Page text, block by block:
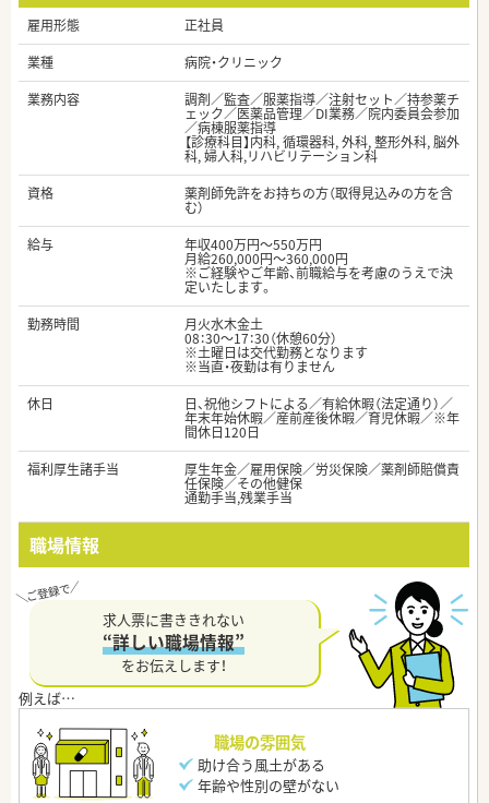
雇用形態
正社員
業種
病院・クリニック
業務内容
調剤／監査／服薬指導／注射セット／持参薬チ
ェック／医薬品管理／DI業務／院内委員会参加
／病棟服薬指導
【診療科目】内科, 循環器科, 外科, 整形外科, 脳外
科, 婦人科,リハビリテーション科
資格
薬剤師免許をお持ちの方（取得見込みの方を含
む）
給与
年収400万円～550万円
月給260,000円～360,000円
※ご経験やご年齢、前職給与を考慮のうえで決
定いたします。
勤務時間
月火水木金土
08：30～17：30（休憩60分）
※土曜日は交代勤務となります
※当直・夜勤は有りません
休日
日、祝他シフトによる／有給休暇（法定通り）／
年末年始休暇／産前産後休暇／育児休暇／※年
間休日120日
福利厚生諸手当
厚生年金／雇用保険／労災保険／薬剤師賠償責
任保険／その他健保
通勤手当,残業手当
職場情報
求人票に書ききれない
“詳しい職場情報”
をお伝えします！
職場の雰囲気
助け合う風土がある
年齢や性別の壁がない